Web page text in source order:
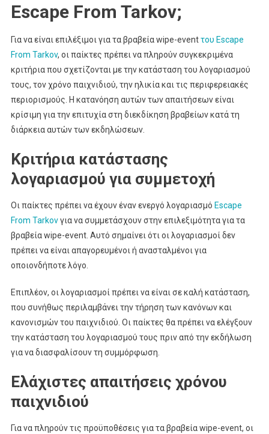
Escape From Tarkov;
Για να είναι επιλέξιμοι για τα βραβεία wipe-eventτου Escape
From Tarkov, οι παίκτες πρέπει να πληρούν συγκεκριμένα
κριτήρια που σχετίζονται με την κατάσταση του λογαριασμού
τους, τον χρόνο παιχνιδιού, την ηλικία και τις περιφερειακές
περιορισμούς. Η κατανόηση αυτών των απαιτήσεων είναι
κρίσιμη για την επιτυχία στη διεκδίκηση βραβείων κατά τη
διάρκεια αυτών των εκδηλώσεων.
Κριτήρια κατάστασης
λογαριασμού για συμμετοχή
Οι παίκτες πρέπει να έχουν έναν ενεργό λογαριασμό Escape
From Tarkovγια να συμμετάσχουν στην επιλεξιμότητα για τα
βραβεία wipe-event. Αυτό σημαίνει ότι οι λογαριασμοί δεν
πρέπει να είναι απαγορευμένοι ή ανασταλμένοι για
οποιονδήποτε λόγο.
Επιπλέον, οι λογαριασμοί πρέπει να είναι σε καλή κατάσταση,
που συνήθως περιλαμβάνει την τήρηση των κανόνων και
κανονισμών του παιχνιδιού. Οι παίκτες θα πρέπει να ελέγξουν
την κατάσταση του λογαριασμού τους πριν από την εκδήλωση
για να διασφαλίσουν τη συμμόρφωση.
Ελάχιστες απαιτήσεις χρόνου
παιχνιδιού
Για να πληρούν τις προϋποθέσεις για τα βραβεία wipe-event, οι